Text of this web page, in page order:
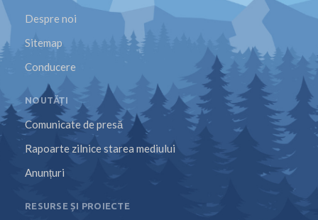
Despre noi
Sitemap
Conducere
NOUTĂȚI
Comunicate de presă
Rapoarte zilnice starea mediului
Anunțuri
RESURSE ȘI PROIECTE